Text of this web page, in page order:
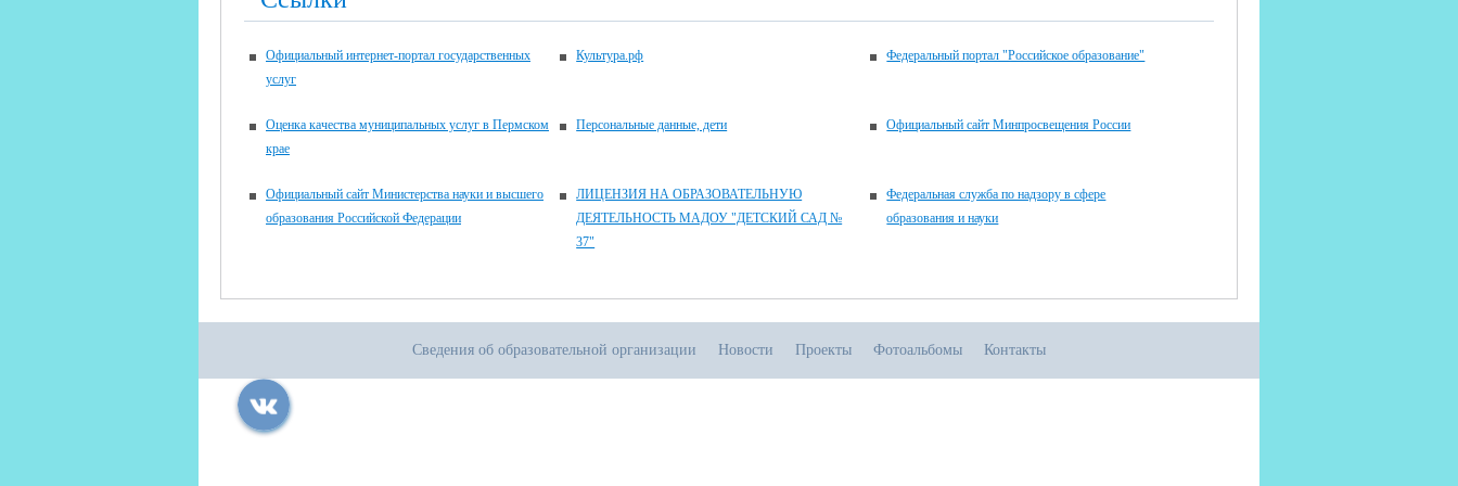
Официальный интернет-портал государственных
услуг
Культура.рф Федеральный портал "Российское образование"
Оценка качества муниципальных услуг в Пермском
крае
Персональные данные, дети Официальный сайт Минпросвещения России
Официальный сайт Министерства науки и высшего
образования Российской Федерации
ЛИЦЕНЗИЯ НА ОБРАЗОВАТЕЛЬНУЮ
ДЕЯТЕЛЬНОСТЬ МАДОУ "ДЕТСКИЙ САД №
37"
Федеральная служба по надзору в сфере
образования и науки
Сведения об образовательной организации Новости Проекты Фотоальбомы Контакты